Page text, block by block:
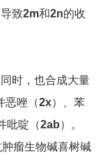
致2m和2n的收
时，也合成大量
恶唑（2x）、苯
吡啶（2ab）。
瘤生物碱喜树碱